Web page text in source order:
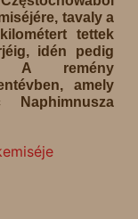
tavaly a
tettek
idén pedig
A remény
amely